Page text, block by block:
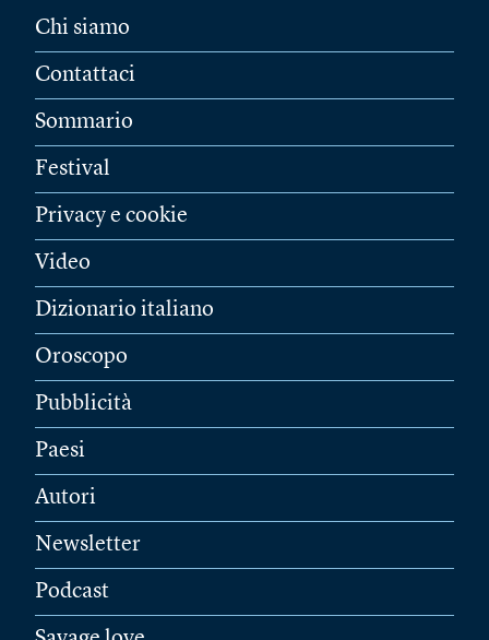
Chi siamo
Contattaci
Sommario
Festival
Privacy e cookie
Video
Dizionario italiano
Oroscopo
Pubblicità
Paesi
Autori
Newsletter
Podcast